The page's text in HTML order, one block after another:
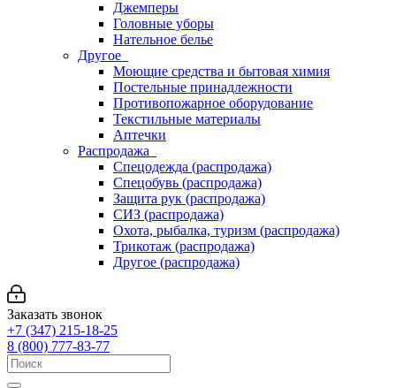
Джемперы
Головные уборы
Нательное белье
Другое
Моющие средства и бытовая химия
Постельные принадлежности
Противопожарное оборудование
Текстильные материалы
Аптечки
Распродажа
Спецодежда (распродажа)
Спецобувь (распродажа)
Защита рук (распродажа)
СИЗ (распродажа)
Охота, рыбалка, туризм (распродажа)
Трикотаж (распродажа)
Другое (распродажа)
Заказать звонок
+7 (347) 215-18-25
8 (800) 777-83-77